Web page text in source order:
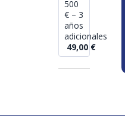
500
€ – 3
años
adicionales
49,00 €